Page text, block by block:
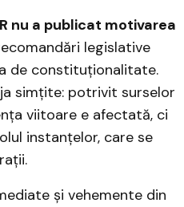
nu a publicat motivarea
legislative
de constituționalitate.
simțite: potrivit surselor
viitoare e afectată, ci
instanțelor, care se
și vehemente din